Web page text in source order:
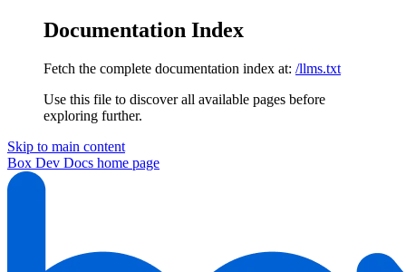
Documentation Index
Fetch the complete documentation index at: /llms.txt
Use this file to discover all available pages before
exploring further.
Skip to main content
Box Dev Docs home page